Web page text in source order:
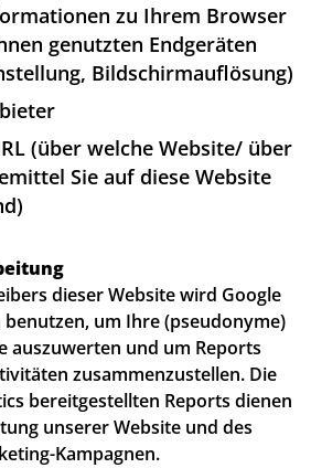
zu Ihrem Browser
genutzten Endgeräten
Bildschirmauflösung)
(über welche Website/ über
Sie auf diese Website
dieser Website wird Google
um Ihre (pseudonyme)
auszuwerten und um Reports
zusammenzustellen. Die
bereitgestellten Reports dienen
unserer Website und des
Kampagnen.